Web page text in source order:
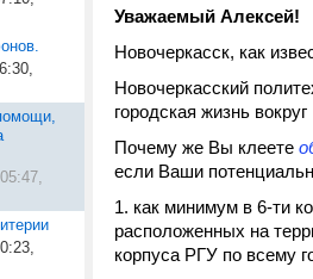
Уважаемый Алексей!
Новочеркасск, как
Новочеркасский
городская жизнь
Почему же Вы клеете
если Ваши
1. как минимум в 6-ти
расположенных на
корпуса РГУ по всему